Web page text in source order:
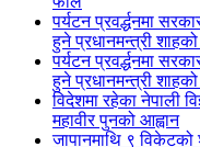
पर्यटन प्रवर्द्धनमा
हुने प्रधानमन्त्री
पर्यटन प्रवर्द्धनमा
हुने प्रधानमन्त्री
विदेशमा रहेका नेपाली
महावीर पुनको आह्वान
जापानमाथि ९